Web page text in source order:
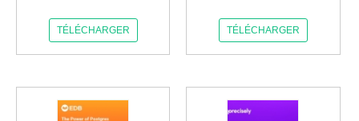
TÉLÉCHARGER TÉLÉCHARGER